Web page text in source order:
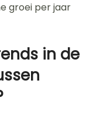
groei per jaar
in de